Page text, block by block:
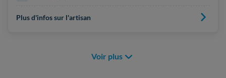
Plus d'infos sur l'artisan
Voir plus